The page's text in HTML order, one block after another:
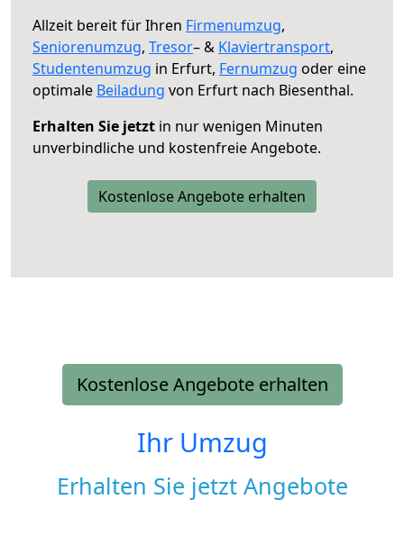
Allzeit bereit für Ihren Firmenumzug,
Seniorenumzug, Tresor– & Klaviertransport,
Studentenumzug in Erfurt, Fernumzug oder eine
optimale Beiladung von Erfurt nach Biesenthal.
Erhalten Sie jetzt in nur wenigen Minuten
unverbindliche und kostenfreie Angebote.
Kostenlose Angebote erhalten
Kostenlose Angebote erhalten
Ihr Umzug
Erhalten Sie jetzt Angebote